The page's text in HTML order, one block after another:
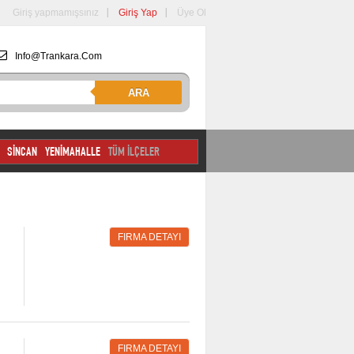
Üye Ol
Giriş Yap
Giriş yapmamışsınız
Info@trankara.com
ARA
SİNCAN YENİMAHALLE TÜM İLÇELER
FIRMA DETAYI
FIRMA DETAYI